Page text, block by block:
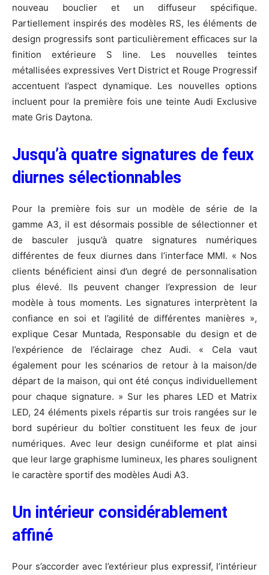
nouveau bouclier et un diffuseur spécifique.
Partiellement inspirés des modèles RS, les éléments de
design progressifs sont particulièrement efficaces sur la
finition extérieure S line. Les nouvelles teintes
métallisées expressives Vert District et Rouge Progressif
accentuent l’aspect dynamique. Les nouvelles options
incluent pour la première fois une teinte Audi Exclusive
mate Gris Daytona.
Jusqu’à quatre signatures de feux
diurnes sélectionnables
Pour la première fois sur un modèle de série de la
gamme A3, il est désormais possible de sélectionner et
de basculer jusqu’à quatre signatures numériques
différentes de feux diurnes dans l’interface MMI. « Nos
clients bénéficient ainsi d’un degré de personnalisation
plus élevé. Ils peuvent changer l’expression de leur
modèle à tous moments. Les signatures interprètent la
confiance en soi et l’agilité de différentes manières »,
explique Cesar Muntada, Responsable du design et de
l’expérience de l’éclairage chez Audi. « Cela vaut
également pour les scénarios de retour à la maison/de
départ de la maison, qui ont été conçus individuellement
pour chaque signature. » Sur les phares LED et Matrix
LED, 24 éléments pixels répartis sur trois rangées sur le
bord supérieur du boîtier constituent les feux de jour
numériques. Avec leur design cunéiforme et plat ainsi
que leur large graphisme lumineux, les phares soulignent
le caractère sportif des modèles Audi A3.
Un intérieur considérablement
affiné
Pour s’accorder avec l’extérieur plus expressif, l’intérieur